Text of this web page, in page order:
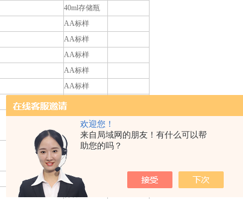
欢迎您！
来自局域网的朋友！有什么可以帮
助您的吗？
40ml存储瓶
AA标样
AA标样
AA标样
AA标样
AA标样
AA标样
点火火花塞组
HP-INNOWax
毛细管色谱柱
密封垫圈